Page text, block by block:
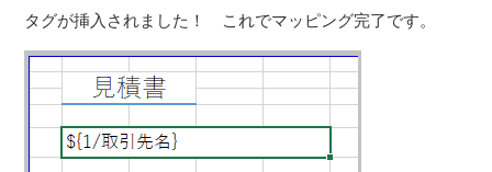
タグが挿入されました！ これでマッピング完了です。